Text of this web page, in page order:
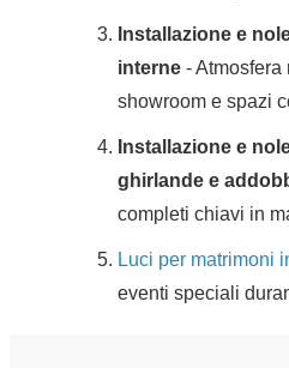
Installazione e
interne - Atmosfera
showroom e spazi
Installazione e
ghirlande e
completi chiavi in
Luci per matrimoni
eventi speciali